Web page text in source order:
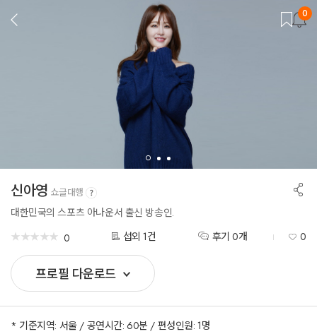
뒤
로
0
신아영 쇼글대행
대한민국의 스포츠 아나운서 출신 방송인.
★★★★★
★★★★★ 0 섭외 1건 후기 0개 0
프로필 다운로드
공
유
* 기준지역: 서울 / 공연시간: 60분 / 편성인원: 1명